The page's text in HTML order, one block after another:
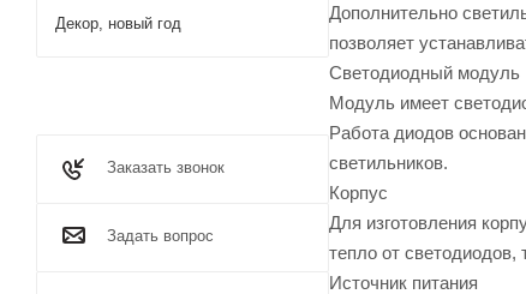
Дополнительно
позволяет
Светодиодный модуль
Модуль имеет
Работа диодов
светильников.
Корпус
Для изготовления
тепло от
Источник питания
Декор, новый год
Заказать звонок
Задать вопрос